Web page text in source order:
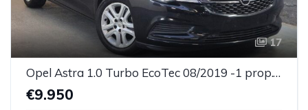
17
Opel Astra 1.0 Turbo EcoTec 08/2019 -1 prop.- Très bel état- Garantie
€9.950